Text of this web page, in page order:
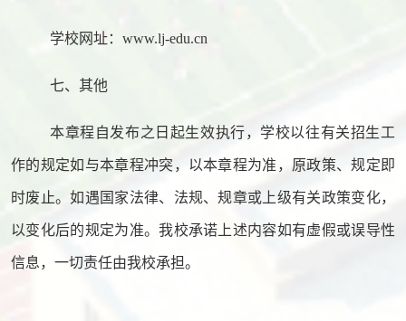
学校网址： www.lj-edu.cn
七、其他
本章程自发布之日起生效执行，学校以往有关招生工
作的规定如与本章程冲突，以本章程为准，原政策、规定即
时废止。如遇国家法律、法规、规章或上级有关政策变化，
以变化后的规定为准。我校承诺上述内容如有虚假或误导性
信息，一切责任由我校承担。